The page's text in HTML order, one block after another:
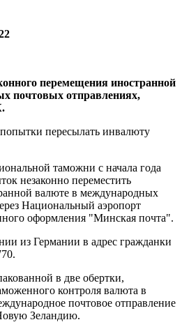
перемещения иностранной
почтовых отправлениях,
таможни с начала года
незаконно переместить
валюте в международных
Национальный аэропорт
оформления "Минская почта".
из Германии в адрес гражданки
в две обертки,
контроля валюта в
почтовое отправление
Зеландию.